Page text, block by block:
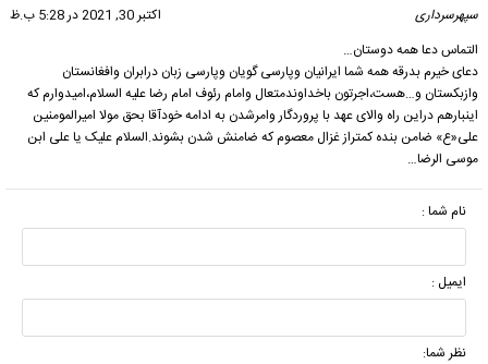
سپهرسرداری
اکتبر 30, 2021 در 5:28 ب.ظ
التماس دعا همه دوستان…
دعای خیرم بدرقه همه شما ایرانیان وپارسی گویان وپارسی زبان درابران وافغانستان
وازبکستان و…هست،اجرتون باخداوندمتعال وامام رئوف امام رضا علیه السلام،امیدوارم که
اینبارهم دراین راه والای عهد با پروردگار وامرشدن به ادامه خودآقا بحق مولا امیرالمومنین
علی«ع» ضامن بنده کمتراز غزال معصوم که ضامنش شدن بشوند.السلام علیک یا علی ابن
موسی الرضا…
نام شما :
ایمیل :
نظر شما: